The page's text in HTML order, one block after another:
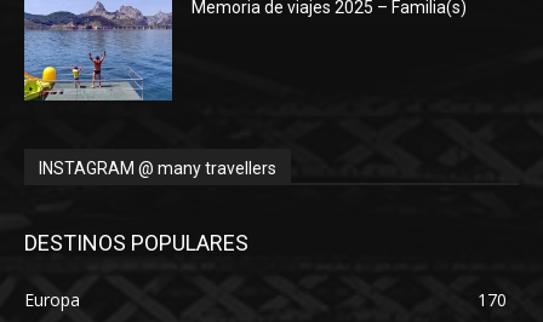
Memoria de viajes 2025 – Familia(s)
INSTAGRAM @ many travellers
DESTINOS POPULARES
Europa
170